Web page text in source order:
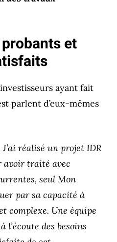
et
ayant fait
parlent d’eux-mêmes
J’ai réalisé un projet IDR
avoir traité avec
seul Mon
par sa capacité à
complexe. Une équipe
l’écoute des besoins